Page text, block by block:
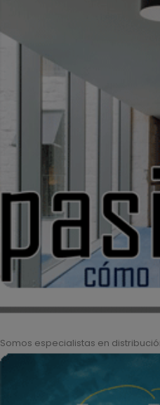
Somos especialistas en